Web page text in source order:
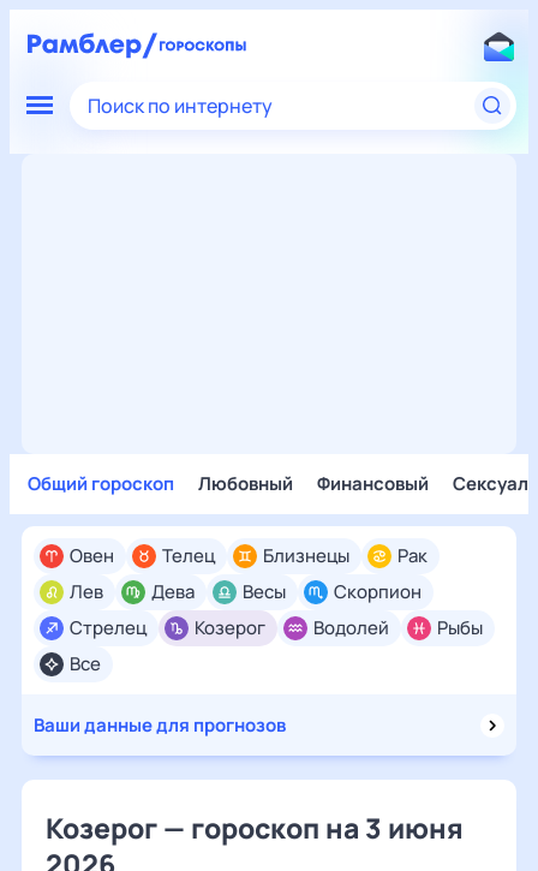
Поиск по интернету
Общий гороскоп Любовный Финансовый
Все
Овен Телец Близнецы
Рак
Лев
Дева Весы
Скорпион
Стрелец
Козерог Водолей Рыбы
Ваши данные для прогнозов
Козерог — гороскоп на 3 июня